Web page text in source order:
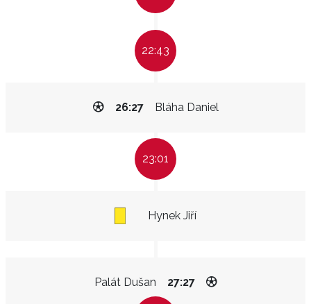
22:43
Bláha Daniel
26:27
23:01
Hynek Jiří
Palát Dušan 27:27